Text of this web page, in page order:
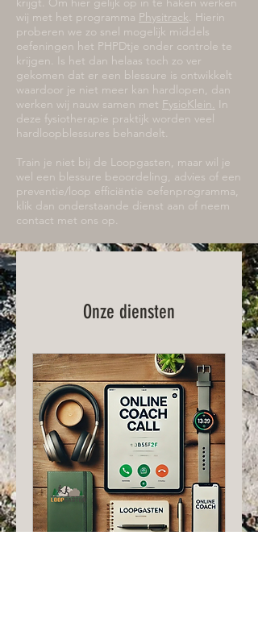
wij met het programma Physitrack. Hierin
proberen we zo snel mogelijk middels
oefeningen het PHPDtje onder controle te
krijgen. Is het dan helaas toch zo ver
gekomen dat er een blessure is ontwikkelt
waardoor je niet meer kan hardlopen, dan
werken wij nauw samen met FysioKlein. In
deze fysiotherapie praktijk worden veel
hardloopblessures behandelt.
Train je niet bij de Loopgasten, maar wil je
wel een blessure beoordeling, advies of een
preventie/loop efficiëntie oefenprogramma,
klik dan onderstaande dienst aan of neem
contact met ons op.
Onze diensten